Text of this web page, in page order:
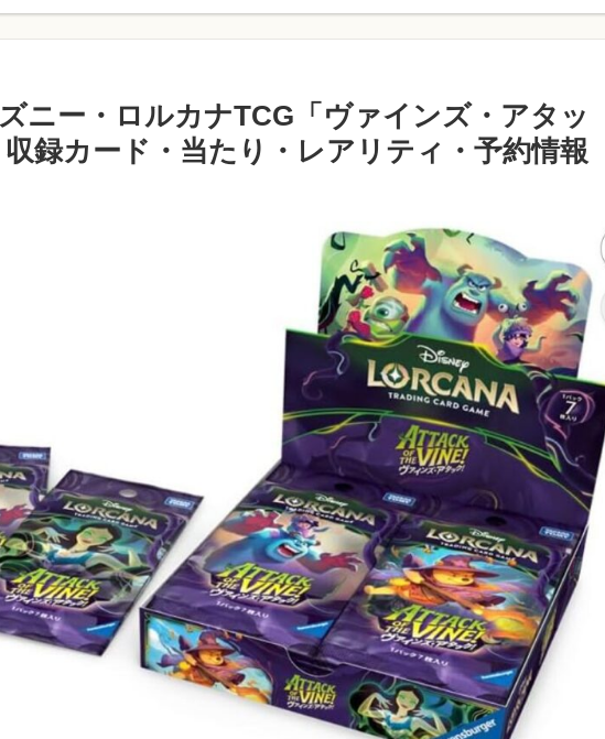
ズニー・ロルカナTCG「ヴァインズ・アタッ
録カード・当たり・レアリティ・予約情報